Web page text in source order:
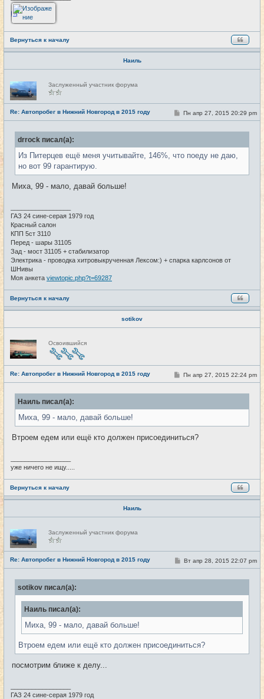
Вернуться к началу
Наиль
Н
е
в
с
е
т
и
Заслуженный участник форума
Re: Автопробег в Нижний Новгород в 2015 году #103
С
о
б
е
н
Пн апр 27, 2015 20:29 pm
drrock писал(а):
Из Питерцев ещё меня учитывайте, 146%, что поеду не даю,
но вот 99 гарантирую.
Миха, 99 - мало, давай больше!
ГАЗ 24 сине-серая 1979 год
Красный салон
КПП 5ст 3110
Перед - шары 31105
Зад - мост 31105 + стабилизатор
Электрика - проводка хитровыкрученная Лексом:) + спарка карлсонов от
ШНивы
Моя анкета viewtopic.php?t=69287
Вернуться к началу
sotikov
Н
е
в
с
е
т
и
Освоившийся
Re: Автопробег в Нижний Новгород в 2015 году #104
С
о
б
е
Пн апр 27, 2015 22:24 pm
Наиль писал(а):
Миха, 99 - мало, давай больше!
Втроем едем или ещё кто должен присоединиться?
уже ничего не ищу.....
Вернуться к началу
Наиль
Н
е
в
с
е
т
и
Заслуженный участник форума
Re: Автопробег в Нижний Новгород в 2015 году #105
С
о
б
е
н
е
Вт апр 28, 2015 22:07 pm
sotikov писал(а):
Наиль писал(а):
Миха, 99 - мало, давай больше!
Втроем едем или ещё кто должен присоединиться?
посмотрим ближе к делу...
ГАЗ 24 сине-серая 1979 год